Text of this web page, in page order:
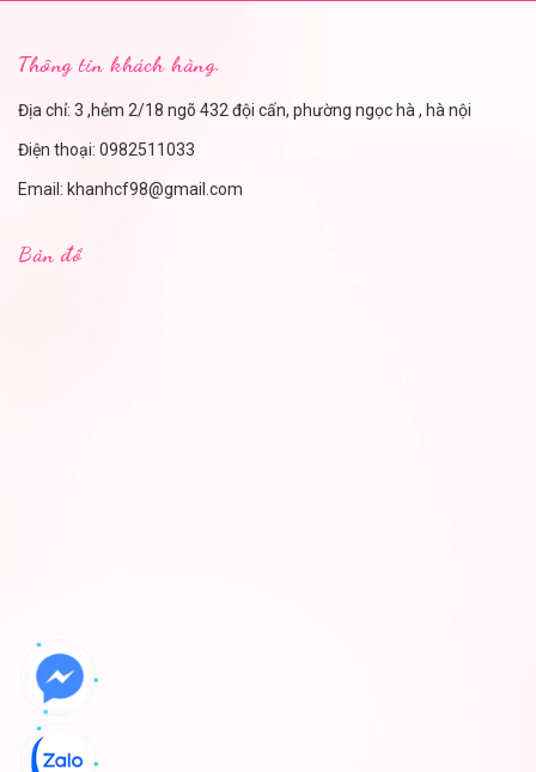
Thông tin khách hàng.
Địa chỉ: 3 ,hẻm 2/18 ngõ 432 đội cấn, phường ngọc hà , hà nội
Điện thoại: 0982511033
Email: khanhcf98@gmail.com
Bản đồ